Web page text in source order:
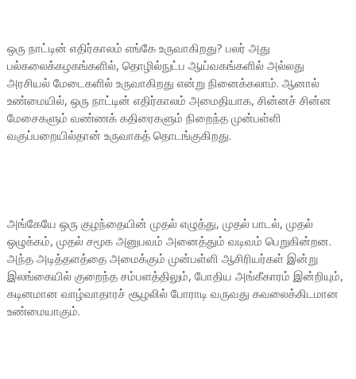
ஒரு நாட்டின் எதிர்காலம் எங்கே உருவாகிறது? பலர் அது
பல்கலைக்கழகங்களில், தொழில்நுட்ப ஆய்வகங்களில் அல்லது
அரசியல் மேடைகளில் உருவாகிறது என்று நினைக்கலாம். ஆனால்
உண்மையில், ஒரு நாட்டின் எதிர்காலம் அமைதியாக, சின்னச் சின்ன
மேசைகளும் வண்ணக் கதிரைகளும் நிறைந்த முன்பள்ளி
வகுப்பறையில்தான் உருவாகத் தொடங்குகிறது.
அங்கேயே ஒரு குழந்தையின் முதல் எழுத்து, முதல் பாடல், முதல்
ஒழுக்கம், முதல் சமூக அனுபவம் அனைத்தும் வடிவம் பெறுகின்றன.
அந்த அடித்தளத்தை அமைக்கும் முன்பள்ளி ஆசிரியர்கள் இன்று
இலங்கையில் குறைந்த சம்பளத்திலும், போதிய அங்கீகாரம் இன்றியும்,
கடினமான வாழ்வாதாரச் சூழலில் போராடி வருவது கவலைக்கிடமான
உண்மையாகும்.